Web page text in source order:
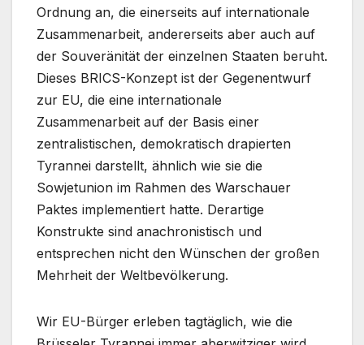
Ordnung an, die einerseits auf internationale
Zusammenarbeit, andererseits aber auch auf
der Souveränität der einzelnen Staaten beruht.
Dieses BRICS-Konzept ist der Gegenentwurf
zur EU, die eine internationale
Zusammenarbeit auf der Basis einer
zentralistischen, demokratisch drapierten
Tyrannei darstellt, ähnlich wie sie die
Sowjetunion im Rahmen des Warschauer
Paktes implementiert hatte. Derartige
Konstrukte sind anachronistisch und
entsprechen nicht den Wünschen der großen
Mehrheit der Weltbevölkerung.
Wir EU-Bürger erleben tagtäglich, wie die